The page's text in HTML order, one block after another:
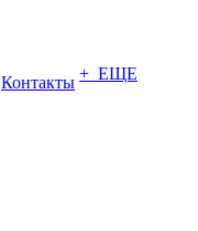
Контакты + ЕЩЕ